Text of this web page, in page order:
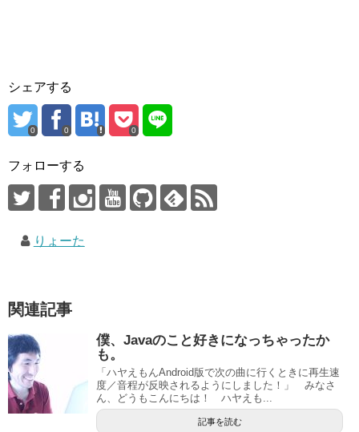
シェアする
0 0 0
フォローする
りょーた
関連記事
僕、Javaのこと好きになっちゃったか
も。
「ハヤえもんAndroid版で次の曲に行くときに再生速
度／音程が反映されるようにしました！」 みなさ
ん、どうもこんにちは！ ハヤえも...
記事を読む